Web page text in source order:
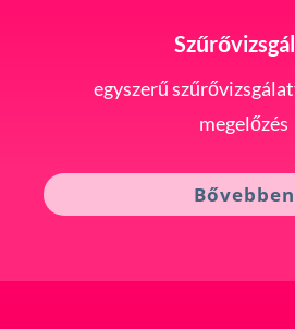
egyszerű
megelőzés
Bővebben